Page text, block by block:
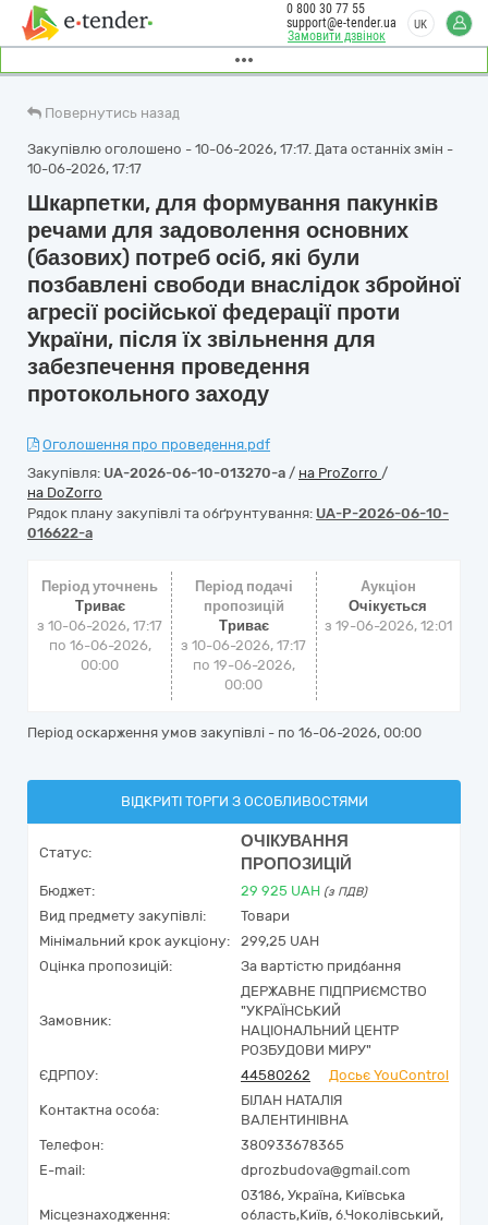
Замовити дзвінок
0 800 30 77 55
support@e-tender.ua
UK
Повернутись назад
Закупівлю оголошено - 10-06-2026, 17:17. Дата останніх змін -
10-06-2026, 17:17
Шкарпетки, для формування пакунків
речами для задоволення основних
(базових) потреб осіб, які були
позбавлені свободи внаслідок збройної
агресії російської федерації проти
України, після їх звільнення для
забезпечення проведення
протокольного заходу
Оголошення про проведення.pdf
Закупівля: UA-2026-06-10-013270-a / на ProZorro /
на DoZorro
Рядок плану закупівлі та обґрунтування: UA-P-2026-06-10-
016622-a
Період уточнень
Триває
з 10-06-2026, 17:17
по 16-06-2026,
00:00
Період подачі
пропозицій
Триває
з 10-06-2026, 17:17
по 19-06-2026,
00:00
Аукціон
Очікується
з 19-06-2026, 12:01
Період оскарження умов закупівлі - по 16-06-2026, 00:00
ВІДКРИТІ ТОРГИ З ОСОБЛИВОСТЯМИ
Статус:
ОЧІКУВАННЯ
ПРОПОЗИЦІЙ
Бюджет: 29 925 UAH (з ПДВ)
Вид предмету закупівлі:
Товари
Мінімальний крок аукціону:
299,25 UAH
Оцінка пропозицій:
За вартістю придбання
Замовник:
ДЕРЖАВНЕ ПІДПРИЄМСТВО
"УКРАЇНСЬКИЙ
НАЦІОНАЛЬНИЙ ЦЕНТР
РОЗБУДОВИ МИРУ"
ЄДРПОУ:
44580262 Досьє YouControl
Контактна особа:
БІЛАН НАТАЛІЯ
ВАЛЕНТИНІВНА
Телефон:
380933678365
E-mail:
dprozbudova@gmail.com
Місцезнаходження:
03186, Україна, Київська
область,Київ, б.Чоколівський,